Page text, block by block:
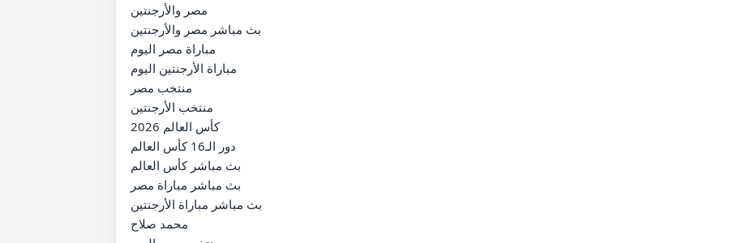
مصر والأرجنتين
بث مباشر مصر والأرجنتين
مباراة مصر اليوم
مباراة الأرجنتين اليوم
منتخب مصر
منتخب الأرجنتين
كأس العالم 2026
دور الـ16 كأس العالم
بث مباشر كأس العالم
بث مباشر مباراة مصر
بث مباشر مباراة الأرجنتين
محمد صلاح